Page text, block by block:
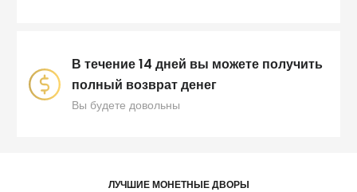
В течение 14 дней вы можете получить
полный возврат денег
Вы будете довольны
ЛУЧШИЕ МОНЕТНЫЕ ДВОРЫ